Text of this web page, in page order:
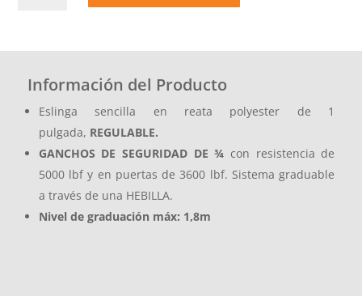
POSICIONAMIENTO
Información del Producto
Eslinga sencilla en reata polyester de 1
pulgada, REGULABLE.
GANCHOS DE SEGURIDAD DE ¾ con resistencia de
5000 lbf y en puertas de 3600 lbf. Sistema graduable
a través de una HEBILLA.
Nivel de graduación máx: 1,8m